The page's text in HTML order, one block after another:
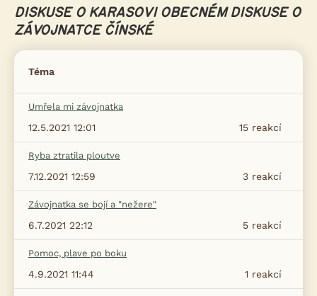
DISKUSE O KARASOVI OBECNÉM DISKUSE O
ZÁVOJNATCE ČÍNSKÉ
Téma
Umřela mi závojnatka
15 reakcí
12.5.2021 12:01
Ryba ztratila ploutve
3 reakcí
7.12.2021 12:59
Závojnatka se bojí a "nežere"
5 reakcí
6.7.2021 22:12
Pomoc, plave po boku
1 reakcí
4.9.2021 11:44